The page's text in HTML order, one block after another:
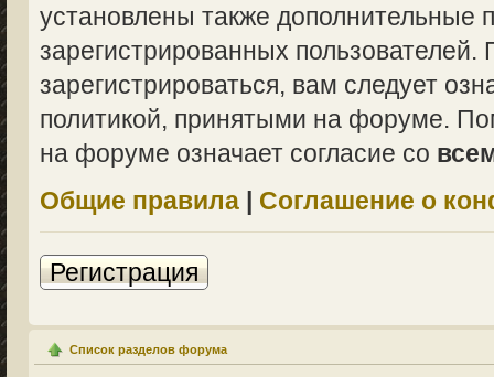
установлены также дополнительные
зарегистрированных
зарегистрироваться, вам следует
политикой, принятыми на форуме.
на форуме означает согласие со
Общие правила | Соглашение о
Регистрация
Список разделов форума